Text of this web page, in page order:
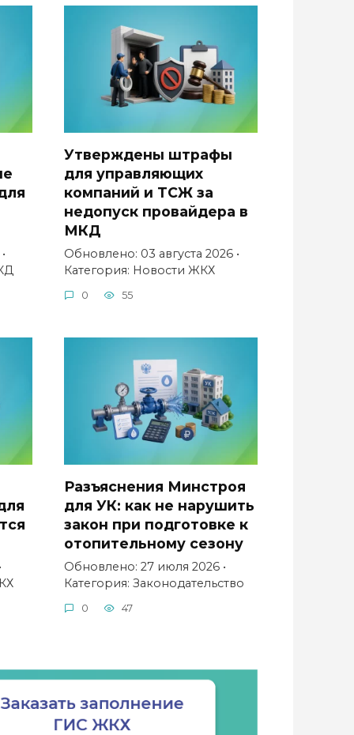
Утверждены штрафы
для управляющих
компаний и ТСЖ за
недопуск провайдера в
МКД
Обновлено: 03 августа 2026 •
Категория: Новости ЖКХ
0 55
Разъяснения Минстроя
для УК: как не нарушить
закон при подготовке к
отопительному сезону
Обновлено: 27 июля 2026 •
Категория: Законодательство
0 47